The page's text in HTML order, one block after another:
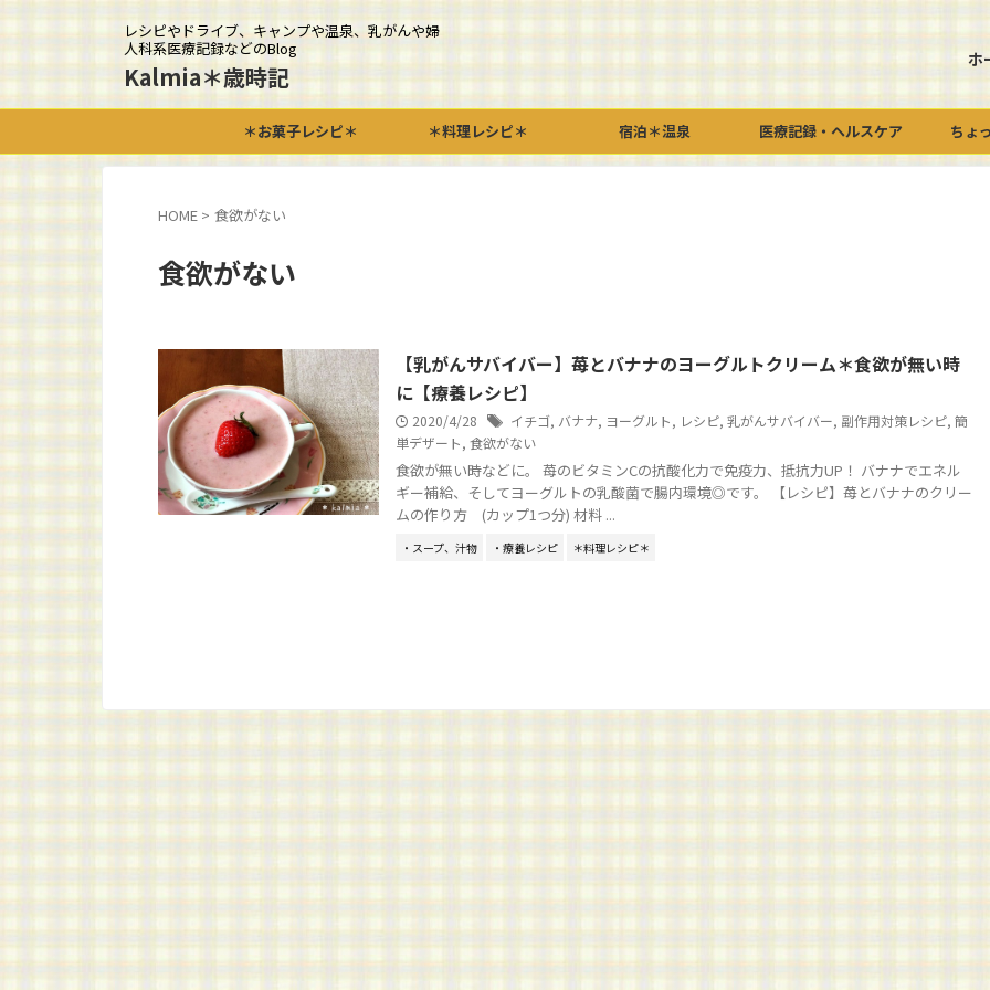
レシピやドライブ、キャンプや温泉、乳がんや婦
人科系医療記録などのBlog
Kalmia＊歳時記
ホ
＊お菓子レシピ＊ ＊料理レシピ＊ 宿泊＊温泉 医療記録・ヘルスケア ちょ
HOME > 食欲がない
食欲がない
【乳がんサバイバー】苺とバナナのヨーグルトクリーム＊食欲が無い時
に【療養レシピ】
2020/4/28 イチゴ, バナナ, ヨーグルト, レシピ, 乳がんサバイバー, 副作用対策レシピ, 簡
単デザート, 食欲がない
食欲が無い時などに。 苺のビタミンCの抗酸化力で免疫力、抵抗力UP！ バナナでエネル
ギー補給、そしてヨーグルトの乳酸菌で腸内環境◎です。 【レシピ】苺とバナナのクリー
ムの作り方 (カップ1つ分) 材料 ...
・スープ、汁物 ・療養レシピ ＊料理レシピ＊